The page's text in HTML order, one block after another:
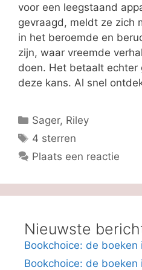
voor een leegstaand
gevraagd, meldt ze zich
in het beroemde en
zijn, waar vreemde
doen. Het betaalt echter
deze kans. Al snel
Categorieën
Sager, Riley
Tags
4 sterren
Plaats een reactie
Nieuwste
Bookchoice: de boeken
Bookchoice: de boeken